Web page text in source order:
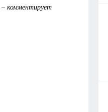
комментирует